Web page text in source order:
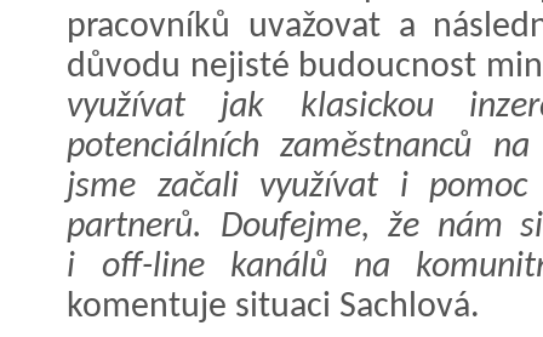
pracovníků uvažovat a
důvodu nejisté budoucnost
využívat jak klasickou
potenciálních zaměstnanců
jsme začali využívat i pomoc
partnerů. Doufejme, že nám
i off-line kanálů na
komentuje situaci Sachlová.